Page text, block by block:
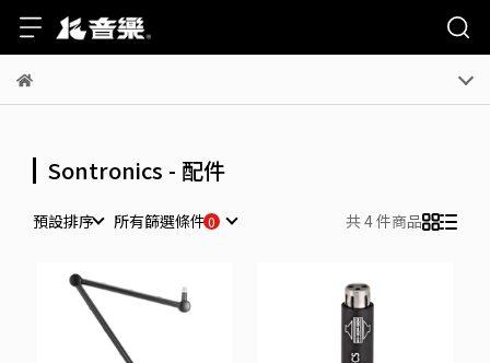
Sontronics - 配件
預設排序 所有篩選條件 共 4 件商品